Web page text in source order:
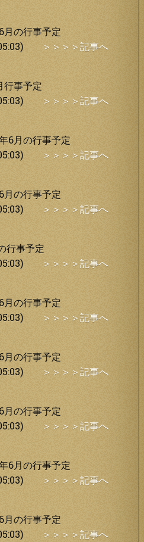
月の行事予定
＞＞＞＞記事へ
行事予定
＞＞＞＞記事へ
6月の行事予定
＞＞＞＞記事へ
月の行事予定
＞＞＞＞記事へ
行事予定
＞＞＞＞記事へ
月の行事予定
＞＞＞＞記事へ
月の行事予定
＞＞＞＞記事へ
月の行事予定
＞＞＞＞記事へ
6月の行事予定
＞＞＞＞記事へ
月の行事予定
＞＞＞＞記事へ